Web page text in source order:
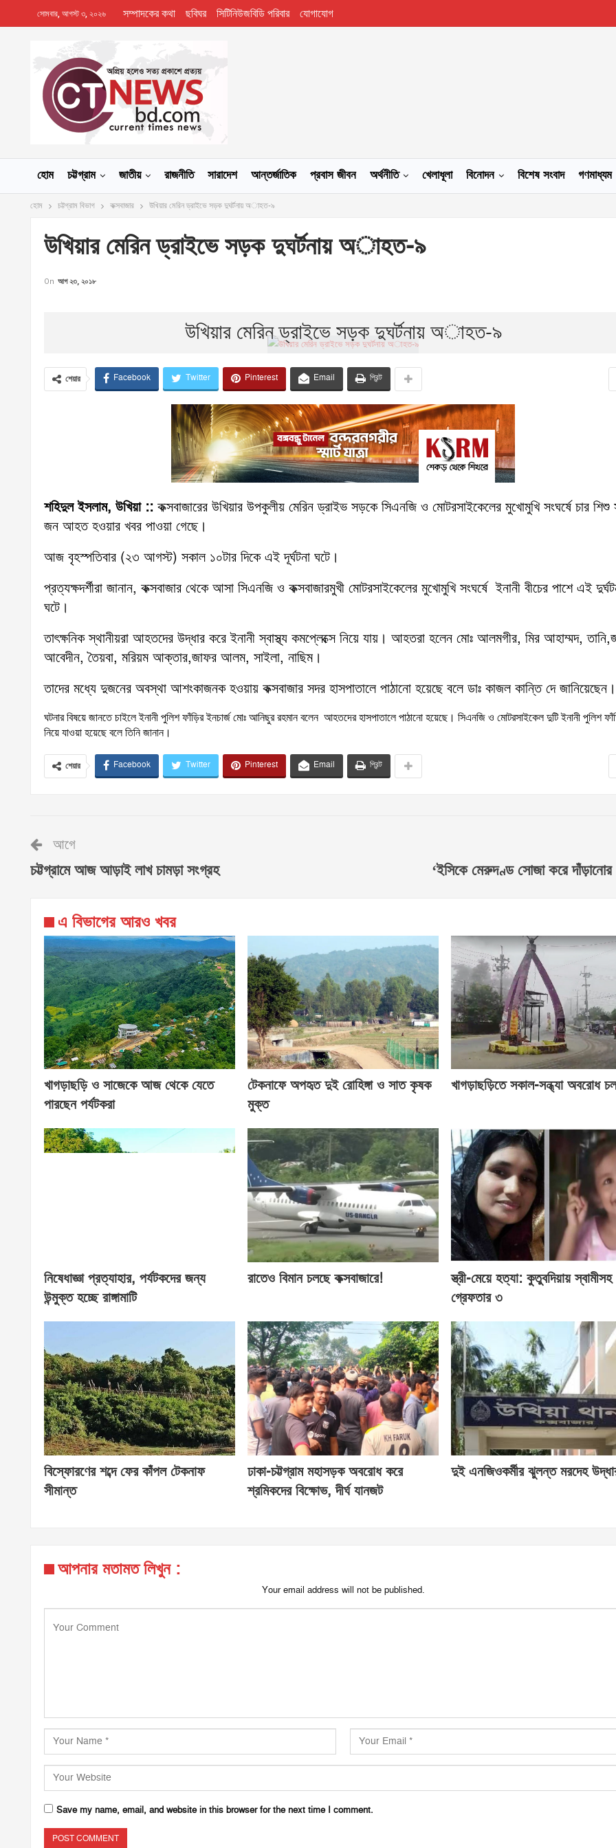
সোমবার, আগস্ট ৩, ২০২৬ সম্পাদকের কথা ছবিঘর সিটিনিউজবিডি পরিবার যোগাযোগ
হোম চট্টগ্রাম জাতীয় রাজনীতি সারাদেশ আন্তর্জাতিক প্রবাস জীবন অর্থনীতি খেলাধূলা বিনোদন বিশেষ সংবাদ গণমাধ্যম
হোম চট্টগ্রাম বিভাগ কক্সবাজার উখিয়ার মেরিন ড্রাইভে সড়ক দুঘর্টনায় অাহত-৯
উখিয়ার মেরিন ড্রাইভে সড়ক দুঘর্টনায় অাহত-৯
On আগ ২৩, ২০১৮
উখিয়ার মেরিন ড্রাইভে সড়ক দুঘর্টনায় অাহত-৯
শেয়ার Facebook Twitter Pinterest Email প্রিন্ট
শহিদুল ইসলাম, উখিয়া :: কক্সবাজারের উখিয়ার উপকুলীয় মেরিন ড্রাইভ সড়কে সিএনজি ও মোটরসাইকেলের মুখোমুখি সংঘর্ষে চার
জন আহত হওয়ার খবর পাওয়া গেছে।
আজ বৃহস্পতিবার (২৩ আগস্ট) সকাল ১০টার দিকে এই দূর্ঘটনা ঘটে।
প্রত্যক্ষদর্শীরা জানান, কক্সবাজার থেকে আসা সিএনজি ও কক্সবাজারমুখী মোটরসাইকেলের মুখোমুখি সংঘর্ষে ইনানী বীচের পাশে এই
ঘটে।
তাৎক্ষনিক স্থানীয়রা আহতদের উদ্ধার করে ইনানী স্বাস্থ্য কমপ্লেক্সে নিয়ে যায়। আহতরা হলেন মোঃ আলমগীর, মির আহাম্মদ,
আবেদীন, তৈয়বা, মরিয়ম আক্তার,জাফর আলম, সাইলা, নাছিম।
তাদের মধ্যে দুজনের অবস্থা আশংকাজনক হওয়ায় কক্সবাজার সদর হাসপাতালে পাঠানো হয়েছে বলে ডাঃ কাজল কান্তি দে জানিয়েছেন।
ঘটনার বিষয়ে জানতে চাইলে ইনানী পুলিশ ফাঁড়ির ইনচার্জ মোঃ আনিছুর রহমান বলেন আহতদের হাসপাতালে পাঠানো হয়েছে। সিএনজি ও মোটরসাইকেল দুটি ইনানী পুলিশ
নিয়ে যাওয়া হয়েছে বলে তিনি জানান।
শেয়ার Facebook Twitter Pinterest Email প্রিন্ট
আগে
চট্টগ্রামে আজ আড়াই লাখ চামড়া সংগ্রহ ‘ইসিকে মেরুদণ্ড সোজা করে
এ বিভাগের আরও খবর
খাগড়াছড়ি ও সাজেকে আজ থেকে যেতে
পারছেন পর্যটকরা
টেকনাফে অপহৃত দুই রোহিঙ্গা ও সাত কৃষক
মুক্ত
খাগড়াছড়িতে সকাল-সন্ধ্যা অবরোধ
নিষেধাজ্ঞা প্রত্যাহার, পর্যটকদের জন্য
উন্মুক্ত হচ্ছে রাঙ্গামাটি
রাতেও বিমান চলছে কক্সবাজারে!
স্ত্রী-মেয়ে হত্যা: কুতুবদিয়ায় স্বামীসহ
গ্রেফতার ৩
বিস্ফোরণের শব্দে ফের কাঁপল টেকনাফ
সীমান্ত
ঢাকা-চট্টগ্রাম মহাসড়ক অবরোধ করে
শ্রমিকদের বিক্ষোভ, দীর্ঘ যানজট
দুই এনজিওকর্মীর ঝুলন্ত মরদেহ
আপনার মতামত লিখুন :
Your email address will not be published.
Save my name, email, and website in this browser for the next time I comment.